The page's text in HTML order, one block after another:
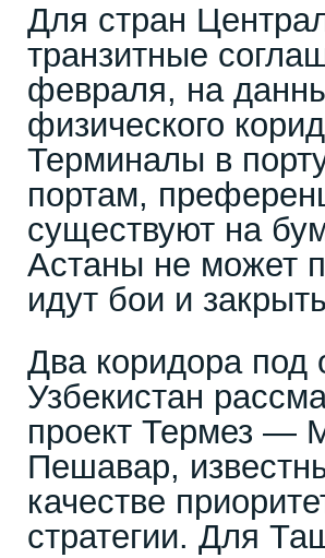
Для стран
транзитные
февраля, на
физического
Терминалы в
портам,
существуют на
Астаны не может
идут бои и
Два коридора под
Узбекистан
проект Термез
Пешавар,
качестве
стратегии. Для